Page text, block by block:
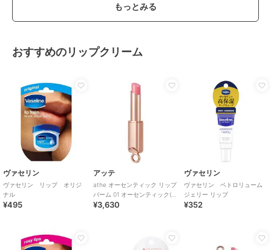
もっとみる
おすすめのリップクリーム
ヴァセリン
ヴァセリン リップ オリジ
ナル
¥495
アッテ
athe オーセンティック リップ
バーム 01 オーセンティック(韓
国コスメ)
¥3,630
ヴァセリン
ヴァセリン ペトロリューム
ジェリー リップ
¥352